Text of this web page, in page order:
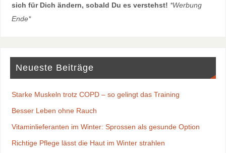
sich für Dich ändern, sobald Du es verstehst! *Werbung
Ende*
Neueste Beiträge
Starke Muskeln trotz COPD – so gelingt das Training
Besser Leben ohne Rauch
Vitaminlieferanten im Winter: Sprossen als gesunde Option
Richtige Pflege lässt die Haut im Winter strahlen